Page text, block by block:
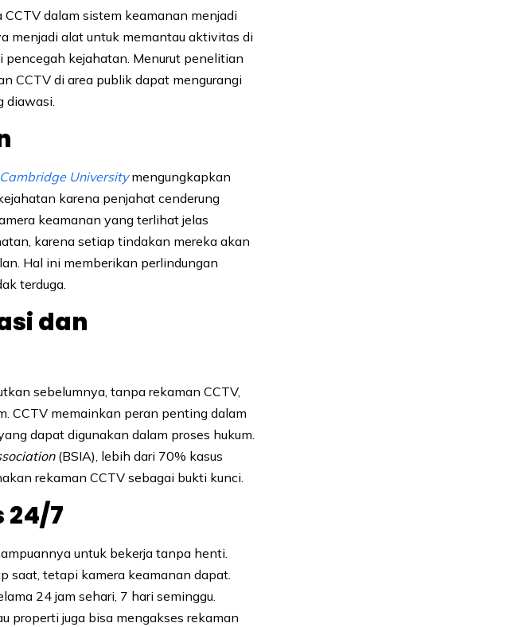
dalam sistem keamanan menjadi
menjadi alat untuk memantau aktivitas di
kejahatan. Menurut penelitian
CCTV di area publik dapat mengurangi
diawasi.
Cambridge Universitymengungkapkan
karena penjahat cenderung
keamanan yang terlihat jelas
karena setiap tindakan mereka akan
Hal ini memberikan perlindungan
terduga.
dan
sebelumnya, tanpa rekaman CCTV,
CCTV memainkan peran penting dalam
dapat digunakan dalam proses hukum.
(BSIA), lebih dari 70% kasus
rekaman CCTV sebagai bukti kunci.
7
untuk bekerja tanpa henti.
saat, tetapi kamera keamanan dapat.
24 jam sehari, 7 hari seminggu.
properti juga bisa mengakses rekaman